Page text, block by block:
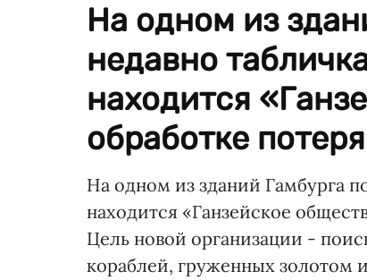
На одном из
недавно
находится
обработке
На одном из зданий Гамбурга
находится «Ганзейское
Цель новой организации -
кораблей, груженных золотом